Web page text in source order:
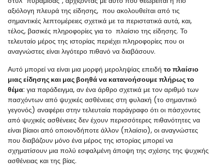
αξιόλογη πλευρά της είδησης, που ακολουθείται από τις
σημαντικές λεπτομέρειες σχετικά με τα περιστατικά αυτά, και,
τέλος, βασικές πληροφορίες για το πλαίσιο της είδησης. Το
τελευταίο μέρος της ιστορίας περιέχει πληροφορίες που οι
αναγνώστες είναι λιγότερο πιθανό να διαβάσουν.
Αυτό μπορεί να είναι μια μορφή μεροληψίας επειδή το πλαίσιο
μιας είδησης και μας βοηθά να κατανοήσουμε πλήρως το
θέμα: για παράδειγμα, αν ένα άρθρο σχετικά με τον αριθμό των
πασχόντων από ψυχικές ασθένειες στη φυλακή (το σημαντικό
γεγονός) αναφέρει στην τελευταία παράγραφο ότι οι πάσχοντες
από ψυχικές ασθένειες δεν έχουν περισσότερες πιθανότητες να
είναι βίαιοι από οποιονδήποτε άλλον (πλαίσιο), οι αναγνώστες
που διαβάζουν μόνο ένα μέρος της ιστορίας μπορεί να
σχηματίσουν μια πολύ εσφαλμένη άποψη της σχέσης της ψυχικής
ασθένειας και της βίας.